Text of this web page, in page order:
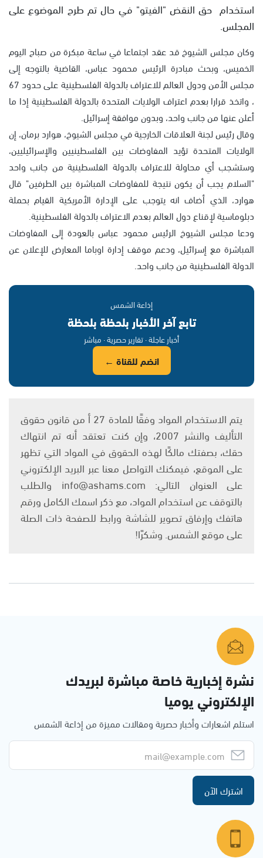
استخدام حق النقض "الفيتو" في حال تم طرح الموضوع على
المجلس.
وكان مجلس الشيوخ قد عقد اجتماعا في ساعة مبكرة من صباح اليوم
الخميس، وبحث مبادرة الرئيس محمود عباس، القاضية بالتوجه إلى
مجلس الأمن ودول العالم للاعتراف بالدولة الفلسطينية على حدود 67
، واتخذ قرارا بعدم اعتراف الولايات المتحدة بالدولة الفلسطينية إذا ما
أعلن عنها من جانب واحد، وبدون موافقة إسرائيل.
وقال رئيس لجنة العلاقات الخارجية في مجلس الشيوخ، هوارد برمان، إن
الولايات المتحدة تؤيد المفاوضات بين الفلسطينيين والإسرائيليين،
وستشجب أي محاولة للاعتراف بالدولة الفلسطينية من جانب واحد
"السلام يجب أن يكون نتيجة للمفاوضات المباشرة بين الطرفين" قال
هوارد، الذي أضاف انه يتوجب على الإدارة الأمريكية القيام بحملة
دبلوماسية لإقناع دول العالم بعدم الاعتراف بالدولة الفلسطينية.
ودعا مجلس الشيوخ الرئيس محمود عباس بالعودة إلى المفاوضات
المباشرة مع إسرائيل، ودعم موقف إدارة اوباما المعارض للإعلان عن
الدولة الفلسطينية من جانب واحد.
إذاعة الشمس
تابع آخر الأخبار بلحظة بلحظة
أخبار عاجلة · تقارير حصرية · مباشر
انضم للقناة ←
يتم الاستخدام المواد وفقًا للمادة 27 أ من قانون حقوق
التأليف والنشر 2007، وإن كنت تعتقد أنه تم انتهاك
حقك، بصفتك مالكًا لهذه الحقوق في المواد التي تظهر
على الموقع، فيمكنك التواصل معنا عبر البريد الإلكتروني
على العنوان التالي: info@ashams.com والطلب
بالتوقف عن استخدام المواد، مع ذكر اسمك الكامل ورقم
هاتفك وإرفاق تصوير للشاشة ورابط للصفحة ذات الصلة
على موقع الشمس. وشكرًا!
نشرة إخبارية خاصة مباشرة لبريدك
الإلكتروني يوميا
استلم اشعارات وأخبار حصرية ومقالات مميزة من إذاعة الشمس
اشترك الآن